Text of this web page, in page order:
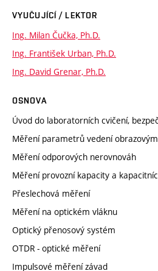
VYUČUJÍCÍ / LEKTOR
Ing. Milan Čučka, Ph.D.
Ing. František Urban, Ph.D.
Ing. David Grenar, Ph.D.
OSNOVA
Úvod do laboratorních cvičení,
Měření parametrů vedení
Měření odporových nerovnováh
Měření provozní kapacity a
Přeslechová měření
Měření na optickém vláknu
Optický přenosový systém
OTDR - optické měření
Impulsové měření závad